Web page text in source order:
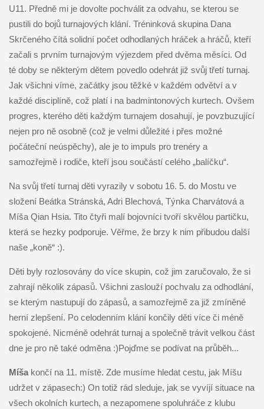
U11. Předně mi je dovolte pochválit za odvahu, se kterou se
pustili do bojů turnajových klání. Tréninková skupina Dana
Skrčeného čítá solidní počet odhodlaných hráček a hráčů, kteří
začali s prvním turnajovým výjezdem před dvěma měsíci. Od
té doby se některým dětem povedlo odehrát již svůj třetí turnaj.
Jak všichni víme, začátky jsou těžké v každém odvětví a v
každé disciplíně, což platí i na badmintonových kurtech. Ovšem
progres, kterého děti každým turnajem dosahují, je povzbuzující
nejen pro ně osobně (což je velmi důležité i přes možné
počáteční neúspěchy), ale je to impuls pro trenéry a
samozřejmě i rodiče, kteří jsou součástí celého „balíčku“.
Na svůj třetí turnaj děti vyrazily v sobotu 16. 5. do Mostu ve
složení Beátka Stránská, Adri Blechová, Týnka Charvátová a
Míša Qian Hsia. Tito čtyři malí bojovníci tvoří skvělou partičku,
která se hezky podporuje. Věřme, že brzy k nim přibudou další
naše „koně“ :).
Děti byly rozlosovány do více skupin, což jim zaručovalo, že si
zahrají několik zápasů. Všichni zaslouží pochvalu za odhodlání,
se kterým nastupují do zápasů, a samozřejmě za již zmíněné
herní zlepšení. Po celodenním klání končily děti více či méně
spokojené. Nicméně odehrát turnaj a společně trávit velkou část
dne je pro ně také odměna :)Pojďme se podívat na průběh...
Míšakončí na 11. místě. Zde musíme hledat cestu, jak Míšu
udržet v zápasech:) On totiž rád sleduje, jak se vyvíjí situace na
všech okolních kurtech, a nezapomene spoluhráče z klubu